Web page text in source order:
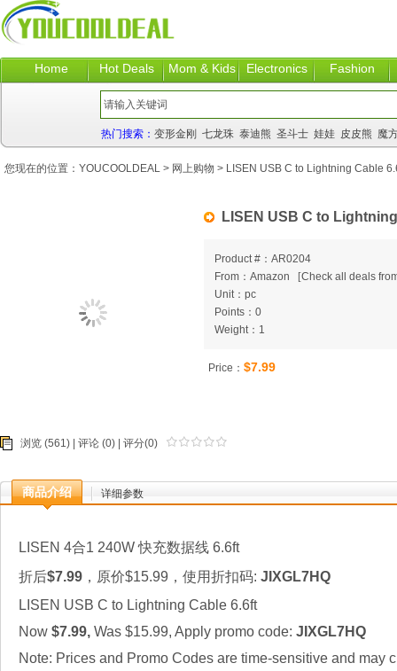
Home Hot Deals Mom & Kids Electronics Fashion
热门搜索： 变形金刚 七龙珠 泰迪熊 圣斗士 娃娃 皮皮熊 魔
LISEN USB C to
Product #：AR0204
From：Amazon
[Check all deals
Unit：pc
Points：0
Weight：1
Price： $7.99
浏览 (561) | 评论 (0) | 评分(0)
商品介绍 详细参数
LISEN 4合1 240W 快充数据线 6.6ft
折后$7.99 ，原价$15.99，使用折扣码: JIXGL7HQ
LISEN USB C to Lightning Cable 6.6ft
Now $7.99, Was $15.99, Apply promo code: JIXGL7HQ
Note: Prices and Promo Codes are time-sensitive and may
您现在的位置： YOUCOOLDEAL > 网上购物 > LISEN USB C to Lightning Cable